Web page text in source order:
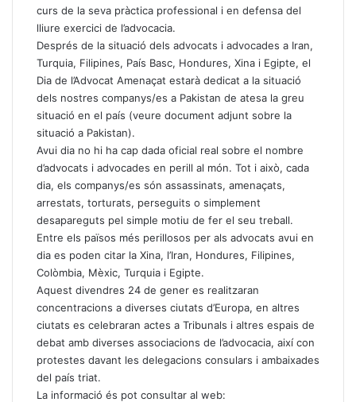
curs de la seva pràctica professional i en defensa del
lliure exercici de l’advocacia.
Després de la situació dels advocats i advocades a Iran,
Turquia, Filipines, País Basc, Hondures, Xina i Egipte, el
Dia de l’Advocat Amenaçat estarà dedicat a la situació
dels nostres companys/es a Pakistan de atesa la greu
situació en el país (veure document adjunt sobre la
situació a Pakistan).
Avui dia no hi ha cap dada oficial real sobre el nombre
d’advocats i advocades en perill al món. Tot i això, cada
dia, els companys/es són assassinats, amenaçats,
arrestats, torturats, perseguits o simplement
desapareguts pel simple motiu de fer el seu treball.
Entre els països més perillosos per als advocats avui en
dia es poden citar la Xina, l’Iran, Hondures, Filipines,
Colòmbia, Mèxic, Turquia i Egipte.
Aquest divendres 24 de gener es realitzaran
concentracions a diverses ciutats d’Europa, en altres
ciutats es celebraran actes a Tribunals i altres espais de
debat amb diverses associacions de l’advocacia, així con
protestes davant les delegacions consulars i ambaixades
del país triat.
La informació és pot consultar al web: